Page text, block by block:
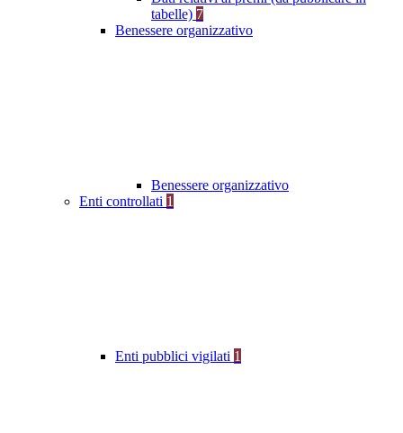
tabelle) 7
Benessere organizzativo
Benessere organizzativo
Enti controllati 1
Enti pubblici vigilati 1